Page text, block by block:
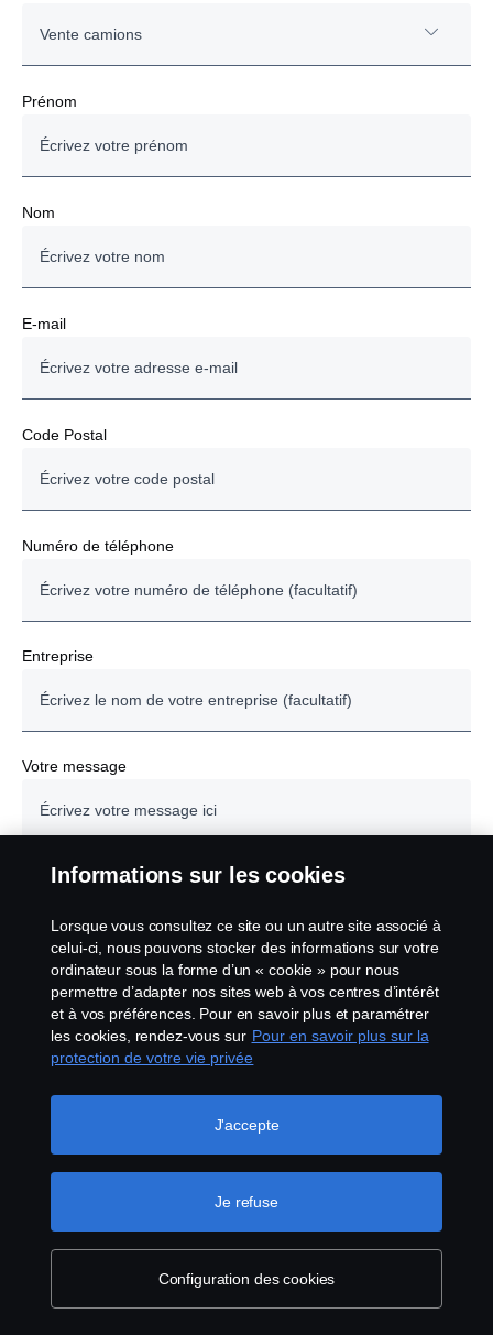
Vente camions
Vente camions
Importation/immatriculation d’un véhicule étranger en
Cars et Bus
Financement
Services connectés
Moteurs industriels et marins
Réclamations services
Comptabilité clients
Comptabilité fournisseurs
Informations générales Scania
Demande de droits concernant mes données personnelles
Autres demandes
Prénom
Nom
E-mail
Code Postal
Numéro de téléphone
Entreprise
Votre message
Télécharger une pièce jointe
Envoyer
Contactez-nous
Entrons en contact dès aujourd'hui, choisissez
l'option qui vous convient le mieux ci-dessous.
Informations sur les cookies
Lorsque vous consultez ce site ou un autre site associé à
celui-ci, nous pouvons stocker des informations sur votre
ordinateur sous la forme d’un « cookie » pour nous
permettre d’adapter nos sites web à vos centres d’intérêt
et à vos préférences. Pour en savoir plus et paramétrer
les cookies, rendez-vous sur Pour en savoir plus sur la
protection de votre vie privée
Configuration des cookies
Je refuse
J'accepte